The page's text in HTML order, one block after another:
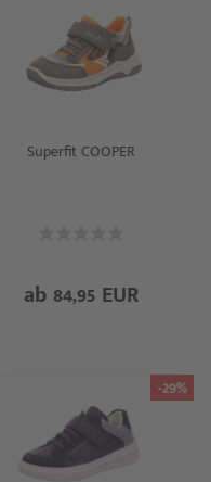
Superfit COOPER
ab 84,95 EUR
-29%